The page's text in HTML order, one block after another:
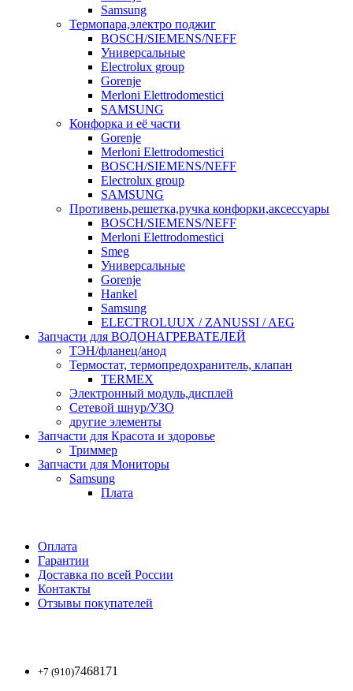
Samsung
Термопара,электро поджиг
BOSCH/SIEMENS/NEFF
Универсальные
Electrolux group
Gorenje
Merloni Elettrodomestici
SAMSUNG
Конфорка и её части
Gorenje
Merloni Elettrodomestici
BOSCH/SIEMENS/NEFF
Electrolux group
SAMSUNG
Противень,решетка,ручка конфорки,аксессуары
BOSCH/SIEMENS/NEFF
Merloni Elettrodomestici
Smeg
Универсальные
Gorenje
Hankel
Samsung
ELECTROLUUX / ZANUSSI / AEG
Запчасти для ВОДОНАГРЕВАТЕЛЕЙ
ТЭН/фланец/анод
Термостат, термопредохранитель, клапан
TERMEX
Электронный модуль,дисплей
Сетевой шнур/УЗО
другие элементы
Запчасти для Красота и здоровье
Триммер
Запчасти для Мониторы
Samsung
Плата
Оплата
Гарантии
Доставка по всей России
Контакты
Отзывы покупателей
+7 (910)7468171